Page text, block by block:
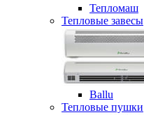
Тепломаш
Тепловые завесы
Ballu
Тепловые пушки